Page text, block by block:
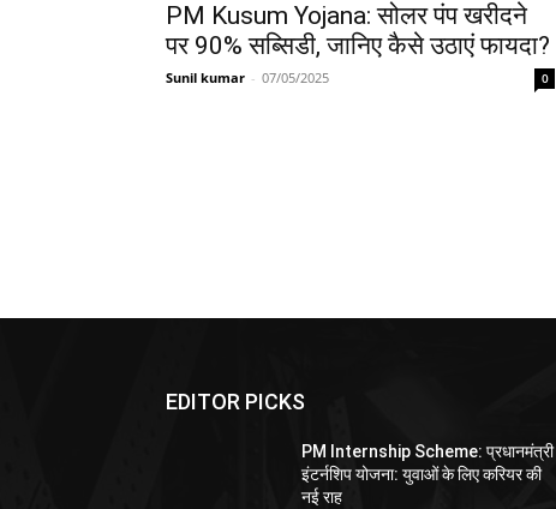
PM Kusum Yojana: सोलर पंप खरीदने
पर 90% सब्सिडी, जानिए कैसे उठाएं फायदा?
Sunil kumar - 07/05/2025 0
EDITOR PICKS
PM Internship Scheme: प्रधानमंत्री
इंटर्नशिप योजना: युवाओं के लिए करियर की
नई राह